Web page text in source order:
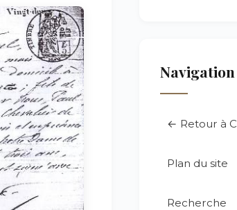
Navigation
← Retour à C
Plan du site
Recherche